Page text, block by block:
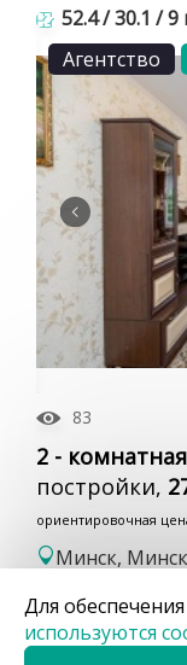
52.4 / 30.1 / 9
Агентство
83
2 -
постройки,
ориентировочная
Минск,
Для
используются